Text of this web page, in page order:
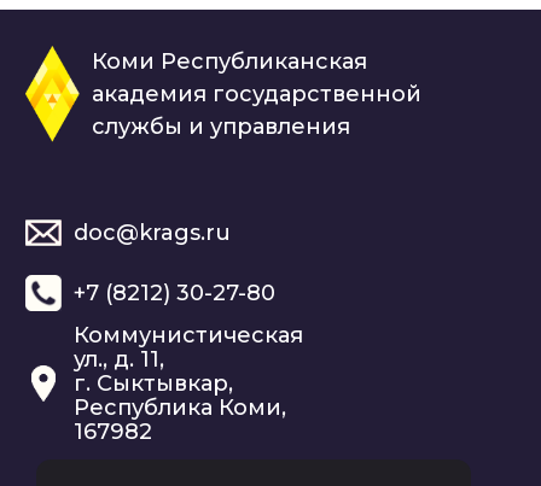
Коми Республиканская
академия государственной
службы и управления
doc@krags.ru
+7 (8212) 30-27-80
Коммунистическая
ул., д. 11,
г. Сыктывкар,
Республика Коми,
167982